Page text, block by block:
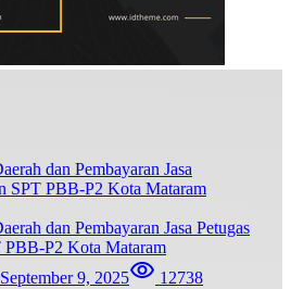
dan Pembayaran Jasa Petugas
PBB-P2 Kota Mataram
September 9, 2025 12738